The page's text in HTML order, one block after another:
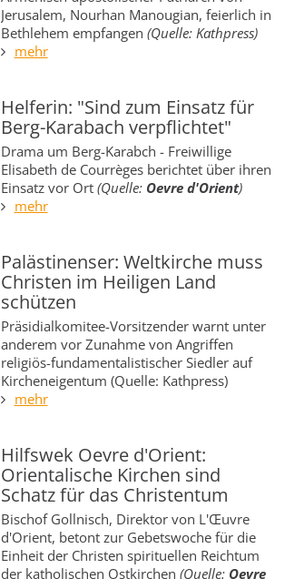
Jerusalem, Nourhan Manougian, feierlich in
Bethlehem empfangen (Quelle: Kathpress)
mehr
Helferin: "Sind zum Einsatz für
Berg-Karabach verpflichtet"
Drama um Berg-Karabch - Freiwillige
Elisabeth de Courrèges berichtet über ihren
Einsatz vor Ort (Quelle: Oevre d'Orient)
mehr
Palästinenser: Weltkirche muss
Christen im Heiligen Land
schützen
Präsidialkomitee-Vorsitzender warnt unter
anderem vor Zunahme von Angriffen
religiös-fundamentalistischer Siedler auf
Kircheneigentum (Quelle: Kathpress)
mehr
Hilfswek Oevre d'Orient:
Orientalische Kirchen sind
Schatz für das Christentum
Bischof Gollnisch, Direktor von L'Œuvre
d'Orient, betont zur Gebetswoche für die
Einheit der Christen spirituellen Reichtum
der katholischen Ostkirchen (Quelle: Oevre